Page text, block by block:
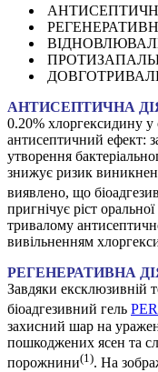
АНТИСЕПТИЧНА
0.20% хлоргексидину у
антисептичний ефект:
утворення
знижує ризик
виявлено, що
пригнічує ріст
тривалому
вивільненням
РЕГЕНЕРАТИВНА
Завдяки ексклюзивній
біоадгезивний гель
захисний шар на
пошкоджених ясен та
порожнини(1). На